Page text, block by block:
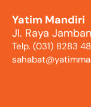
Yatim Mandiri
Jl. Raya
Telp. (031) 8283